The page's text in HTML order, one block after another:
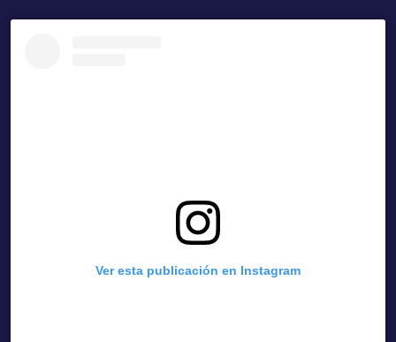
Ver esta publicación en Instagram